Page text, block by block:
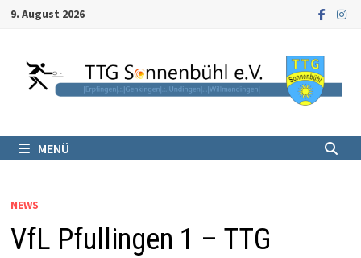
Zum9. August 2026
MENÜ
NEWS
VfL Pfullingen 1 – TTG